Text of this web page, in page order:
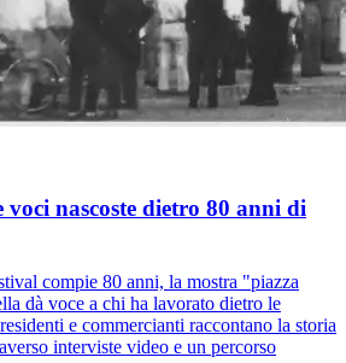
nascoste dietro 80 anni di
compie 80 anni, la mostra "piazza
dà voce a chi ha lavorato dietro le
e commercianti raccontano la storia
interviste video e un percorso